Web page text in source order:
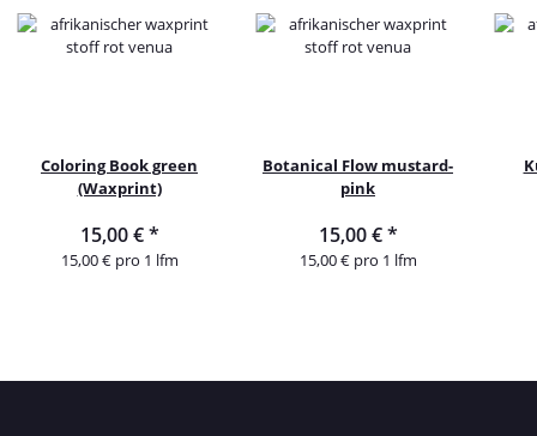
Coloring Book green
(Waxprint)
15,00 €*
15,00 € pro 1 lfm
Botanical Flow mustard-
pink
15,00 €*
15,00 € pro 1 lfm